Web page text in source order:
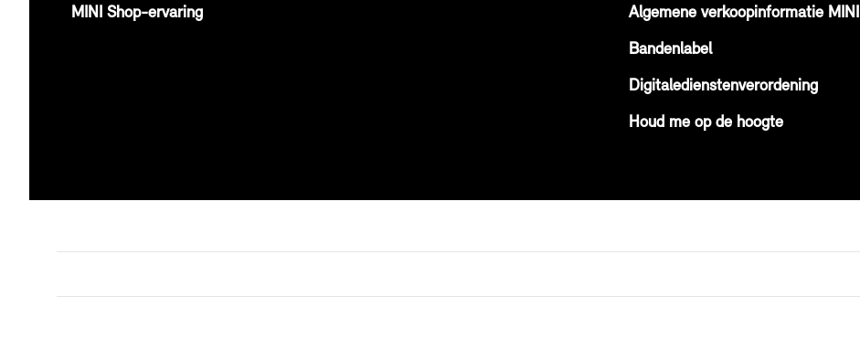
MINI Shop-ervaring Algemene verkoopinformatie MINI
Bandenlabel
Digitaledienstenverordening
Houd me op de hoogte